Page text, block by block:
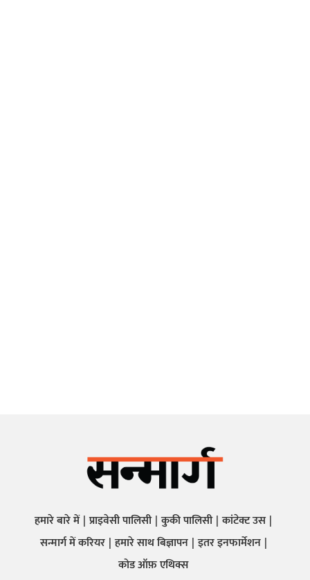
हमारे बारे में प्राइवेसी पालिसी कुकी पालिसी कांटेक्ट उस
सन्मार्ग में करियर हमारे साथ बिज्ञापन इतर इनफार्मेशन
कोड ऑफ़ एथिक्स